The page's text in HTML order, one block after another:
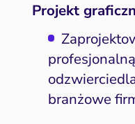
Projekt
branżowe